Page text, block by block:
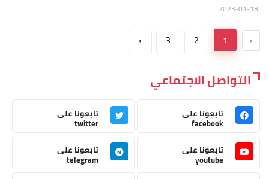
‹
1
2
3
›
التواصل الاجتماعي
تابعونا على
facebook
تابعونا على
twitter
تابعونا على
youtube
تابعونا على
telegram